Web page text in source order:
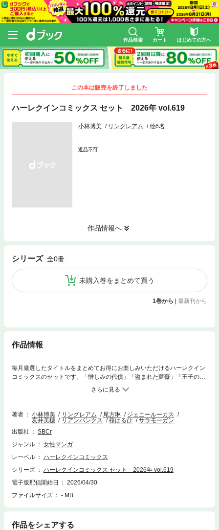
作品検索 カート はじめての方へ
この本は販売を終了しました
ハーレクインコミックス セット 2026年 vol.619
小林博美 リングレアム 他6名
返品不可
作品情報へ
シリーズ 全0冊
未購入巻をまとめて買う
1巻から 最新刊から
作品情報
毎月厳選したタイトルをまとめてお得にお楽しみいただけるハーレクイン
コミックスのセットです。「憎しみの代償」「盗まれた薔薇」「王子の秘
密の恋人」「ひと夏の恋ならば」の４話をまとめて収録。
著者 小林博美 リングレアム 尾方琳
ジェニールーカス
友井美穂
リアンバンクス 桜はるひ
サラモーガン
出版社
SBCr
ジャンル
女性マンガ
レーベル
ハーレクインコミックス
シリーズ
ハーレクインコミックス セット 2026年 vol.619
電子版配信開始日
2026/04/30
ファイルサイズ
- MB
作品をシェアする